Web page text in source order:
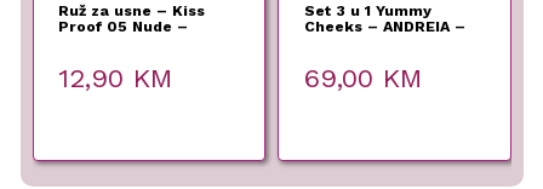
Ruž za usne – Kiss
Proof 05 Nude –
12,90 KM
Set 3 u 1 Yummy
Cheeks – ANDREIA –
69,00 KM